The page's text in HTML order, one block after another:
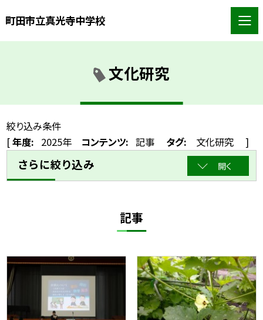
町田市立真光寺中学校
文化研究
絞り込み条件
[年度: 2025年 コンテンツ: 記事 タグ: 文化研究 ]
さらに絞り込み 開く
記事